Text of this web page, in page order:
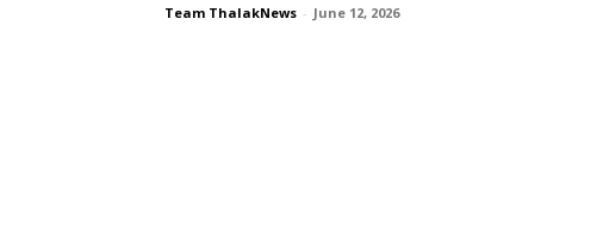
Team ThalakNews - June 12, 2026